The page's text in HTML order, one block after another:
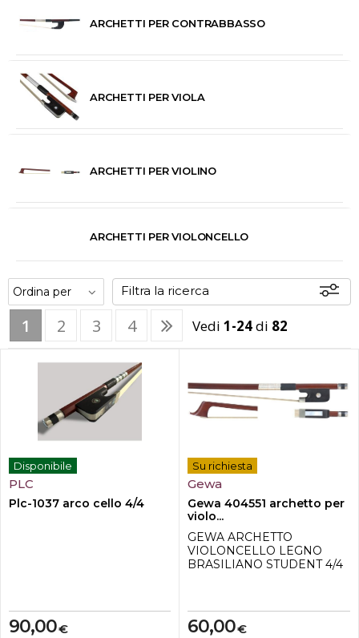
ARCHETTI PER CONTRABBASSO
ARCHETTI PER VIOLA
ARCHETTI PER VIOLINO
ARCHETTI PER VIOLONCELLO
Filtra la ricerca
Disponibili In sede
1 2 3 4 Vedi 1-24di 82
Disponibile
PLC
Plc-1037 arco cello 4/4
€
90,00
Su richiesta
Gewa
Gewa 404551 archetto per
violo...
GEWA ARCHETTO
VIOLONCELLO LEGNO
BRASILIANO STUDENT 4/4
€
60,00